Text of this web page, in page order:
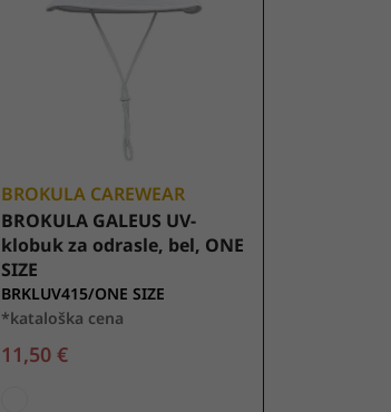
BROKULA CAREWEAR
BROKULA GALEUS UV-
klobuk za odrasle, bel, ONE
SIZE
BRKLUV415/ONE SIZE
*kataloška cena
11,50 €